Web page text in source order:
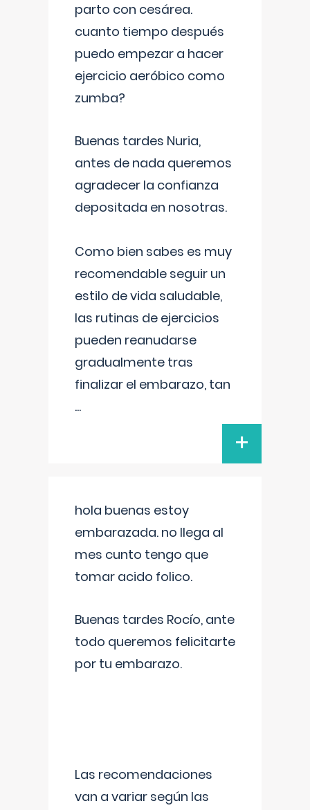
parto con cesárea.
cuanto tiempo después
puedo empezar a hacer
ejercicio aeróbico como
zumba?
Buenas tardes Nuria,
antes de nada queremos
agradecer la confianza
depositada en nosotras.
Como bien sabes es muy
recomendable seguir un
estilo de vida saludable,
las rutinas de ejercicios
pueden reanudarse
gradualmente tras
finalizar el embarazo, tan
...
+
hola buenas estoy
embarazada. no llega al
mes cunto tengo que
tomar acido folico.
Buenas tardes Rocío, ante
todo queremos felicitarte
por tu embarazo.
Las recomendaciones
van a variar según las